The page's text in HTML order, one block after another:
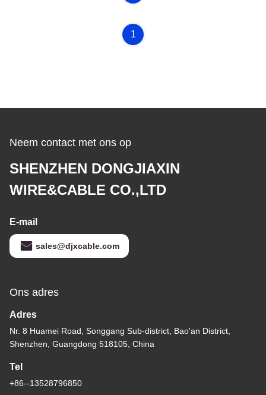
1
Neem contact met ons op
SHENZHEN DONGJIAXIN
WIRE&CABLE CO.,LTD
E-mail
sales@djxcable.com
Ons adres
Adres
Nr. 8 Huamei Road, Songgang Sub-district, Bao'an District,
Shenzhen, Guangdong 518105, China
Tel
+86--13528796850